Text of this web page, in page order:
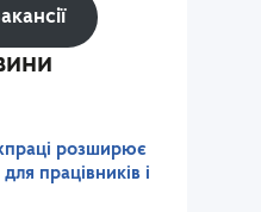
розширює
працівників і